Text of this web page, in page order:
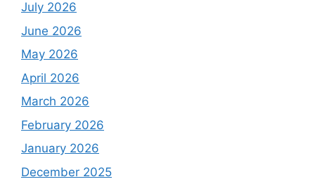
July 2026
June 2026
May 2026
April 2026
March 2026
February 2026
January 2026
December 2025